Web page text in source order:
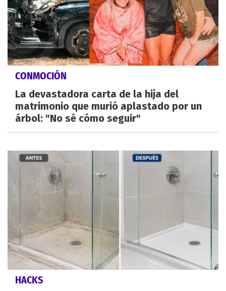
CONMOCIÓN
La devastadora carta de la hija del
matrimonio que murió aplastado por un
árbol: "No sé cómo seguir"
HACKS